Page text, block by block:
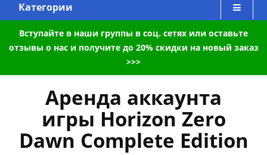
Категории
Вступайте в наши группы в соц. сетях или оставьте
отзывы о нас и получите до 20% скидки на новый заказ
>>>
Аренда аккаунта
игры Horizon Zero
Dawn Complete Edition